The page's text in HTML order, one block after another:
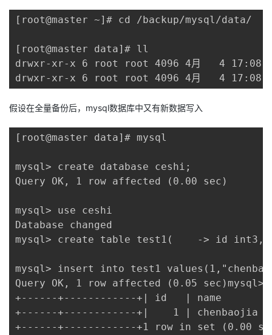
[root@master ~]# cd /backup/mysql/data/
[root@master data]# ll
drwxr-xr-x 6 root root 4096 4月   4 17:08
drwxr-xr-x 6 root root 4096 4月   4 17:08
假设在全量备份后，mysql数据库中又有新数据写入
[root@master data]# mysql
mysql> create database ceshi;
Query OK, 1 row affected (0.00 sec)
mysql> use ceshi
Database changed
mysql> create table test1(    -> id int3,
mysql> insert into test1
Query OK, 1 row affected (0.05
+------+------------+| id   | name       |
+------+------------+|    1 | chenbaojia |
+------+------------+1 row in set (0.00